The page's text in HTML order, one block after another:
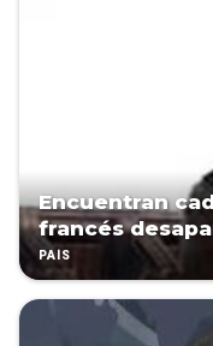
Encuentran
francés
PAÍS